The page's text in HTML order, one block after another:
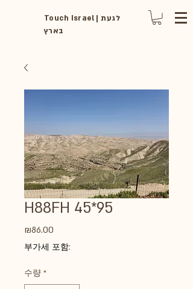
Touch Israel | לגעת
בארץ
H88FH 45*95
₪86.00
격
부가세 포함:
수량 *